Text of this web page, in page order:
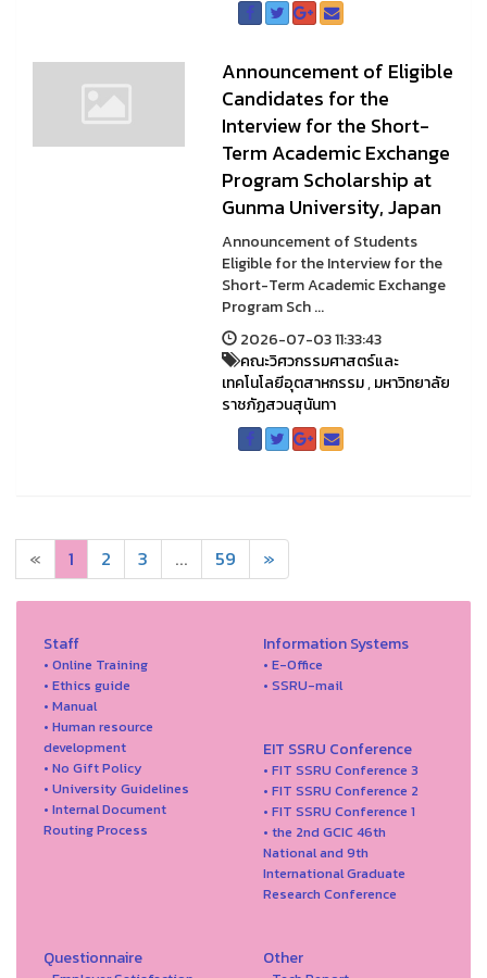
Announcement of Eligible
Candidates for the
Interview for the Short-
Term Academic Exchange
Program Scholarship at
Gunma University, Japan
Announcement of Students
Eligible for the Interview for the
Short-Term Academic Exchange
Program Sch ...
2026-07-03 11:33:43
คณะวิศวกรรมศาสตร์และ
เทคโนโลยีอุตสาหกรรม,มหาวิทยาลัย
ราชภัฏสวนสุนันทา
« 1 2 3 ... 59 »
Staff
• Online Training
• Ethics guide
• Manual
• Human resource
development
• No Gift Policy
• University Guidelines
• Internal Document
Routing Process
Information Systems
• E-Office
• SSRU-mail
EIT SSRU Conference
• FIT SSRU Conference 3
• FIT SSRU Conference 2
• FIT SSRU Conference 1
• the 2nd GCIC 46th
National and 9th
International Graduate
Research Conference
Questionnaire Other